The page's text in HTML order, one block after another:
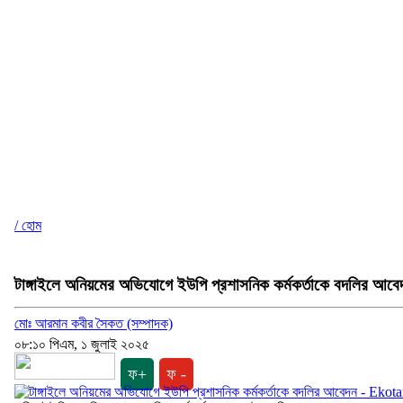
/ হোম
টাঙ্গাইলে অনিয়মের অভিযোগে ইউপি প্রশাসনিক কর্মকর্তাকে বদলির
মোঃ আরমান কবীর সৈকত (সম্পাদক)
০৮:১০ পিএম, ১ জুলাই ২০২৫
ফ+ ফ -